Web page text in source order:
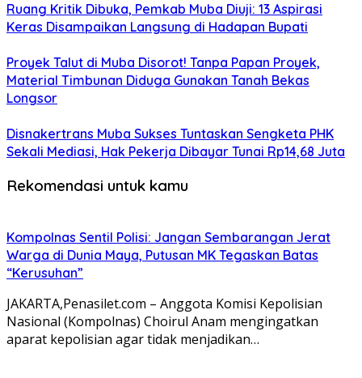
Ruang Kritik Dibuka, Pemkab Muba Diuji: 13 Aspirasi
Keras Disampaikan Langsung di Hadapan Bupati
Proyek Talut di Muba Disorot! Tanpa Papan Proyek,
Material Timbunan Diduga Gunakan Tanah Bekas
Longsor
Disnakertrans Muba Sukses Tuntaskan Sengketa PHK
Sekali Mediasi, Hak Pekerja Dibayar Tunai Rp14,68 Juta
Rekomendasi untuk kamu
Kompolnas Sentil Polisi: Jangan Sembarangan Jerat
Warga di Dunia Maya, Putusan MK Tegaskan Batas
“Kerusuhan”
JAKARTA,Penasilet.com – Anggota Komisi Kepolisian
Nasional (Kompolnas) Choirul Anam mengingatkan
aparat kepolisian agar tidak menjadikan…